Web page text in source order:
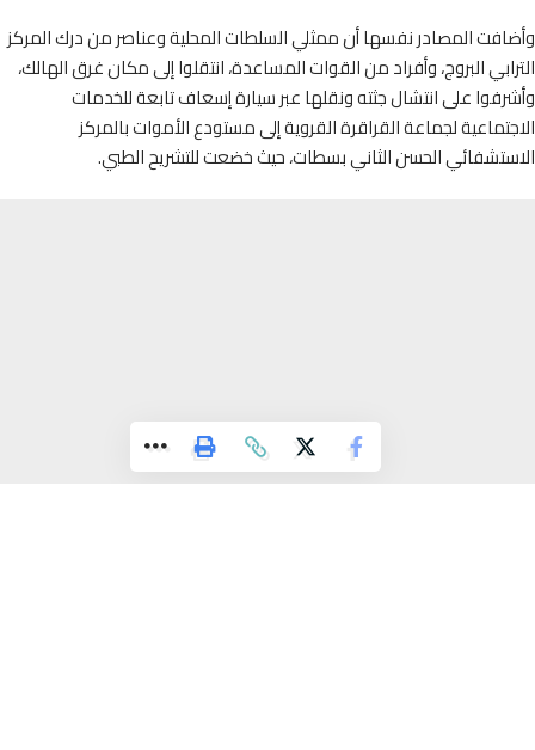
المصادر نفسها أن ممثلي السلطات المحلية وعناصر من درك المركز
البروج، وأفراد من القوات المساعدة، انتقلوا إلى مكان غرق الهالك،
على انتشال جثته ونقلها عبر سيارة إسعاف تابعة للخدمات
لجماعة القراقرة القروية إلى مستودع الأموات بالمركز
الحسن الثاني بسطات، حيث خضعت للتشريح الطبي.